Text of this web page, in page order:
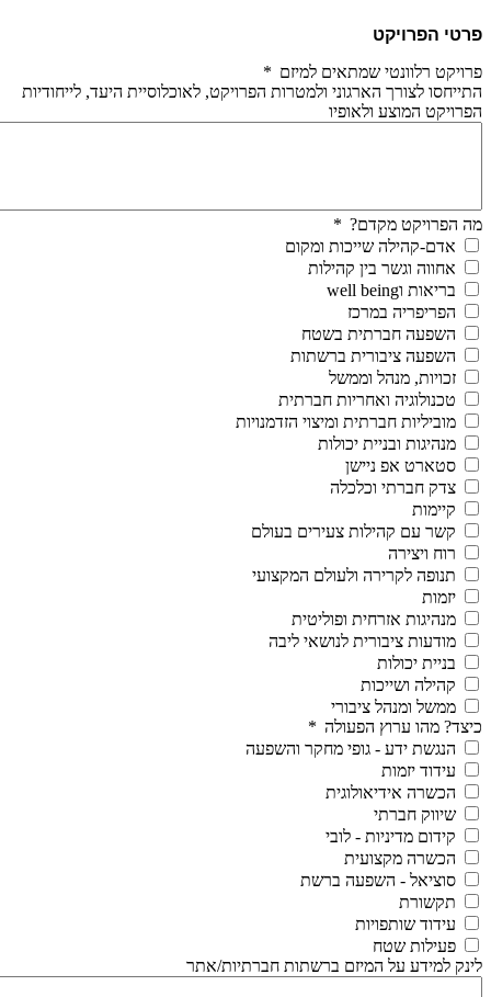
פרטי הפרויקט
פרויקט רלוונטי שמתאים למיזם *
התייחסו לצורך הארגוני ולמטרות הפרויקט, לאוכלוסיית היעד, לייחודיות
הפרויקט המוצע ולאופיו
מה הפרויקט מקדם? *
אדם-קהילה שייכות ומקום
אחווה וגשר בין קהילות
בריאות וwell being
הפריפריה במרכז
השפעה חברתית בשטח
השפעה ציבורית ברשתות
זכויות, מנהל וממשל
טכנולוגיה ואחריות חברתית
מוביליות חברתית ומיצוי הזדמנויות
מנהיגות ובניית יכולות
סטארט אפ ניישן
צדק חברתי וכלכלה
קיימות
קשר עם קהילות צעירים בעולם
רוח ויצירה
תנופה לקרירה ולעולם המקצועי
יזמות
מנהיגות אזרחית ופוליטית
מודעות ציבורית לנושאי ליבה
בניית יכולות
קהילה ושייכות
ממשל ומנהל ציבורי
כיצד? מהו ערוץ הפעולה *
הנגשת ידע - גופי מחקר והשפעה
עידוד יזמות
הכשרה אידיאולוגית
שיווק חברתי
קידום מדיניות - לובי
הכשרה מקצועית
סוציאל - השפעה ברשת
תקשורת
עידוד שותפויות
פעילות שטח
לינק למידע על המיזם ברשתות חברתיות/אתר